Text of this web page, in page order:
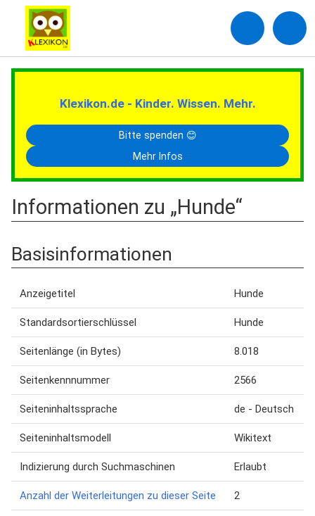
Klexikon.de - Kinder. Wissen. Mehr.
Bitte spenden 😊
Mehr Infos
Informationen zu „Hunde“
Basisinformationen
Anzeigetitel Hunde
Standardsortierschlüssel Hunde
Seitenlänge (in Bytes) 8.018
Seitenkennnummer 2566
Seiteninhaltssprache de - Deutsch
Seiteninhaltsmodell Wikitext
Indizierung durch Suchmaschinen Erlaubt
Anzahl der Weiterleitungen zu dieser Seite 2